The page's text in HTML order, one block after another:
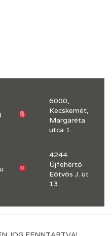
6000,
Kecskemét,
Margaréta
utca 1.
4244
Újfehértó
Eötvös J. út
13.